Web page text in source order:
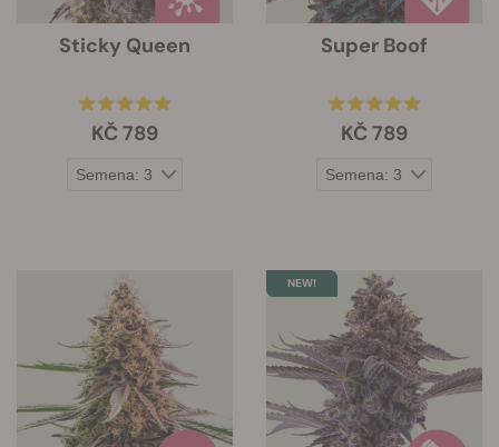
Sticky Queen
KČ 789
Super Boof
KČ 789